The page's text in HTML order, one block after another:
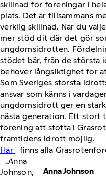
skillnad för föreningar i
plats. Det är tillsammans
verklig skillnad. När du
mer stöd dit där det gör
ungdomsidrotten.
stödet bär, från de största
behöver långsiktighet för
Som Sveriges största
ansvar som känns i
ungdomsidrott ger en
nästa generation. Ett stort
förening att stötta i
framtidens idrott möjlig.
Här
finns alla
Anna Johnson